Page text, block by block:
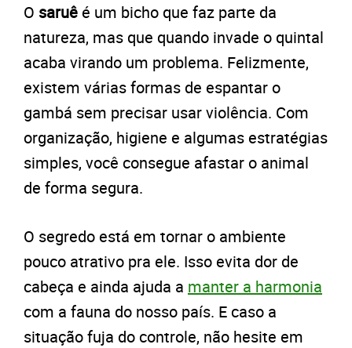
O saruê é um bicho que faz parte da
natureza, mas que quando invade o quintal
acaba virando um problema. Felizmente,
existem várias formas de espantar o
gambá sem precisar usar violência. Com
organização, higiene e algumas estratégias
simples, você consegue afastar o animal
de forma segura.
O segredo está em tornar o ambiente
pouco atrativo pra ele. Isso evita dor de
cabeça e ainda ajuda a manter a harmonia
com a fauna do nosso país. E caso a
situação fuja do controle, não hesite em